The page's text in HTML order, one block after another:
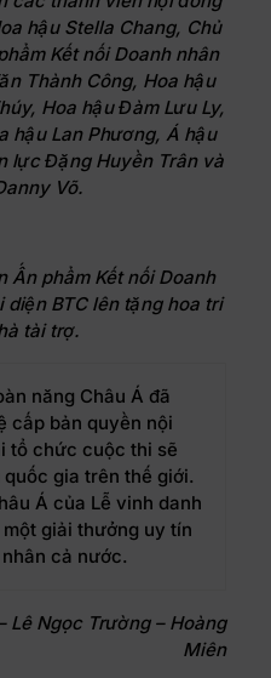
hậu Stella Chang, Chủ
Kết nối Doanh nhân
Thành Công, Hoa hậu
Hoa hậu Đàm Lưu Ly,
hậu Lan Phương, Á hậu
lực Đặng Huyền Trân và
Võ.
Ấn phẩm Kết nối Doanh
BTC lên tặng hoa tri
tài trợ.
năng Châu Á đã
cấp bản quyền nội
tổ chức cuộc thi sẽ
gia trên thế giới.
Á của Lễ vinh danh
giải thưởng uy tín
cả nước.
Lê Ngọc Trường – Hoàng
Miên